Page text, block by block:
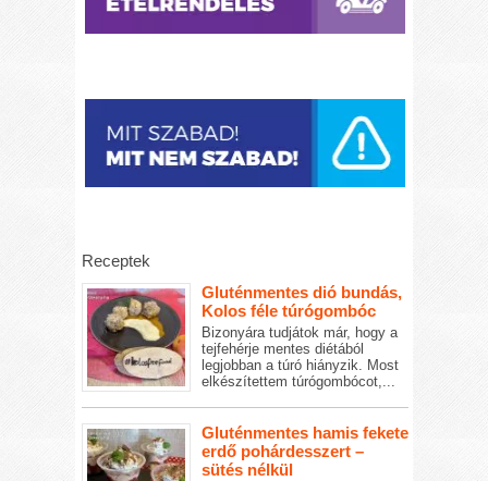
Receptek
Gluténmentes dió bundás,
Kolos féle túrógombóc
Bizonyára tudjátok már, hogy a
tejfehérje mentes diétából
legjobban a túró hiányzik. Most
elkészítettem túrógombócot,...
Gluténmentes hamis fekete
erdő pohárdesszert –
sütés nélkül